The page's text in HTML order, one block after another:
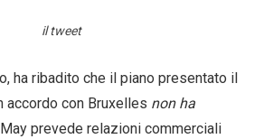
il tweet
ha ribadito che il piano presentato il
accordo con Bruxelles non ha
prevede relazioni commerciali